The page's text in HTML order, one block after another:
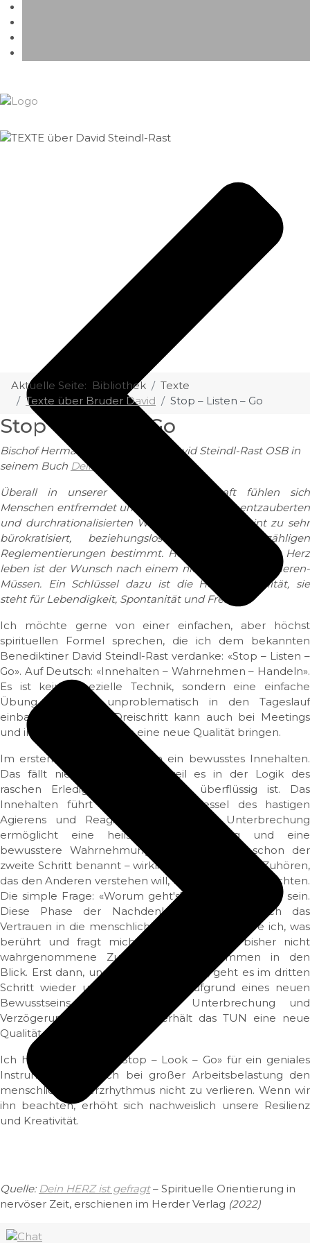
Aktuelle Seite: Bibliothek
Texte
Texte über Bruder David
Stop – Listen – Go
Stop – Listen – Go
Bischof Hermann Glettler zitiert David Steindl-Rast OSB in
seinem Buch Dein HERZ ist gefragt
Überall in unserer nervösen Gesellschaft fühlen sich
Menschen entfremdet und heimatlos in einer entzauberten
und durchrationalisierten Welt. Das Leben scheint zu sehr
bürokratisiert, beziehungslos und von unzähligen
Reglementierungen bestimmt. Herz zeigen und mit Herz
leben ist der Wunsch nach einem nicht nur Funktionieren-
Müssen. Ein Schlüssel dazu ist die Herz-Spiritualität, sie
steht für Lebendigkeit, Spontanität und Freiheit.
Ich möchte gerne von einer einfachen, aber höchst
spirituellen Formel sprechen, die ich dem bekannten
Benediktiner David Steindl-Rast verdanke: «Stop – Listen –
Go». Auf Deutsch: «Innehalten – Wahrnehmen – Handeln».
Es ist keine spezielle Technik, sondern eine einfache
Übung, die sich unproblematisch in den Tageslauf
einbauen lässt. Der Dreischritt kann auch bei Meetings
und in diversen Debatten eine neue Qualität bringen.
Im ersten Schritt geht es um ein bewusstes Innehalten.
Das fällt niemandem leicht, weil es in der Logik des
raschen Erledigens scheinbar so überflüssig ist. Das
Innehalten führt aus dem Hexenkessel des hastigen
Agierens und Reagierens heraus. Die Unterbrechung
ermöglicht eine heilsame Distanzierung und eine
bewusstere Wahrnehmung. Damit ist auch schon der
zweite Schritt benannt – wirkliches Hinhören, ein Zuhören,
das den Anderen verstehen will, ein genaues Beobachten.
Die simple Frage: «Worum geht's?», kann eine Hilfe sein.
Diese Phase der Nachdenklichkeit stärkt auch das
Vertrauen in die menschlichen Sinne: «Was spüre ich, was
berührt und fragt mich an?» Datails und bisher nicht
wahrgenommene Zusammenhänge kommen in den
Blick. Erst dann, und wirklich erst dann, geht es im dritten
Schritt wieder um das Handeln. Aufgrund eines neuen
Bewusstseins, das durch die Unterbrechung und
Verzögerung entstanden ist, erhält das TUN eine neue
Qualität.
Ich halte die Formel «Stop – Look – Go» für ein geniales
Instrument, um auch bei großer Arbeitsbelastung den
menschlichen Herzrhythmus nicht zu verlieren. Wenn wir
ihn beachten, erhöht sich nachweislich unsere Resilienz
und Kreativität.
Quelle: Dein HERZ ist gefragt– Spirituelle Orientierung in
nervöser Zeit, erschienen im Herder Verlag (2022)